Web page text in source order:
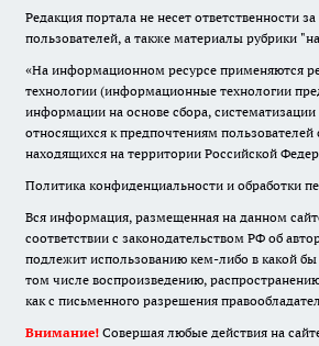
Редакция портала не несет ответственности
пользователей, а также материалы рубрики
«На информационном ресурсе применяются
технологии (информационные технологии
информации на основе сбора, систематизации
относящихся к предпочтениям пользователей
находящихся на территории Российской
Политика конфиденциальности и обработки
Вся информация, размещенная на данном
соответствии с законодательством РФ об
подлежит использованию кем-либо в какой
том числе воспроизведению,
как с письменного разрешения
Внимание! Совершая любые действия на